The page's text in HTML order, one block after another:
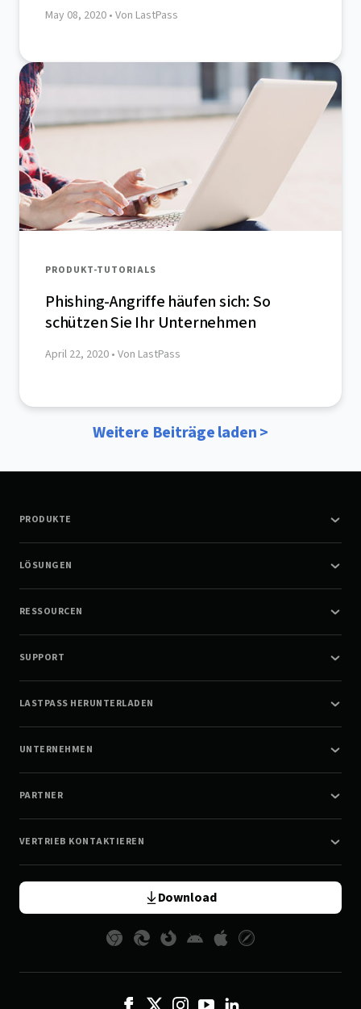
May 08, 2020 • Von LastPass
PRODUKT-TUTORIALS
Phishing-Angriffe häufen sich: So
schützen Sie Ihr Unternehmen
April 22, 2020 • Von LastPass
Weitere Beiträge laden >
PRODUKTE
LÖSUNGEN
RESSOURCEN
SUPPORT
LASTPASS HERUNTERLADEN
UNTERNEHMEN
PARTNER
VERTRIEB KONTAKTIEREN
Download